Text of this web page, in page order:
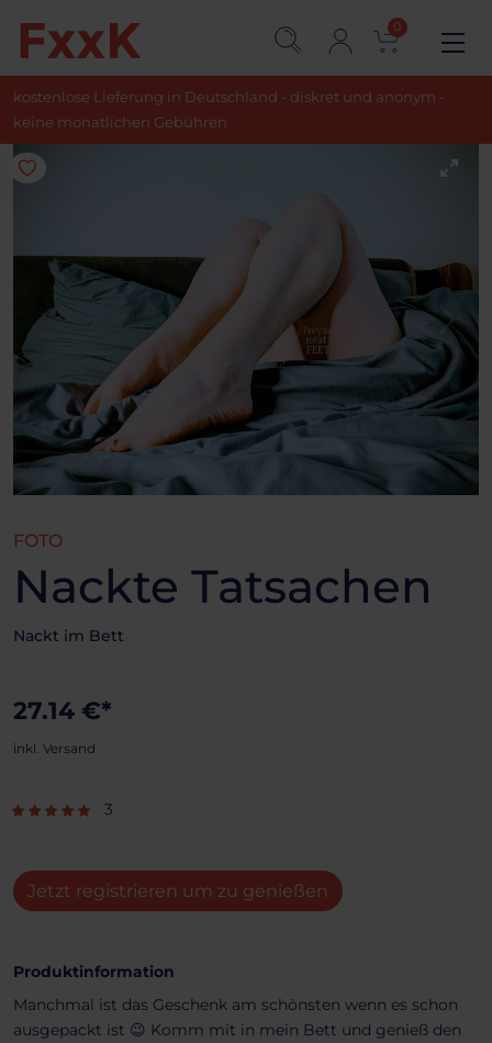
0
kostenlose Lieferung in Deutschland - diskret und anonym -
keine monatlichen Gebühren
FOTO
Nackte Tatsachen
Nackt im Bett
27.14 €*
inkl. Versand
3
Jetzt registrieren um zu genießen
Produktinformation
Manchmal ist das Geschenk am schönsten wenn es schon
ausgepackt ist 😉 Komm mit in mein Bett und genieß den